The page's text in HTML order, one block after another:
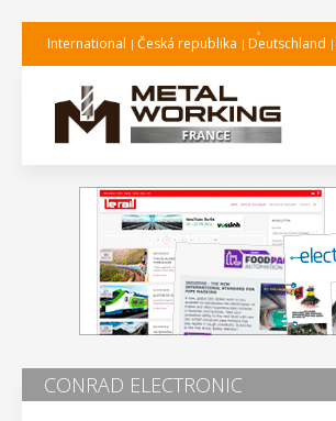
International Česká republika Deutschland
CONRAD ELECTRONIC